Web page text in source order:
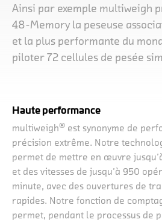
Ainsi par exemple multiweigh
48-Memory la peseuse
et la plus performante du
piloter 72 cellules de pesée
Haute performance
multiweigh® est synonyme de
précision extrême. Notre
permet de mettre en œuvre
et des vitesses de jusqu’à 950
minute, avec des ouvertures de
rapides. Notre fonction de
permet, pendant le processus de